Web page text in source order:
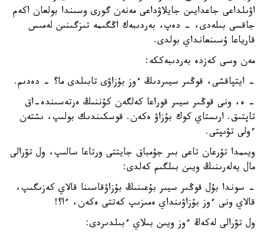
اۋىلداعى جاعدايىن جايلاۋداعى مەنەن گورى وسىندا بولعان اكەم
جاقسى بىلەدى، - دەپ، بەردىبەك اڭگىمە تىزگىنىن لەمىس
قارياعا ۇسىنعانداي بولدى.
مەن وسى كەزدە بەردىبەككە:
- ايتپاقشى، قوڭىر سيىردىڭ ءوز بۇزاۋى تابىلدى ما؟ - دەدىم.
- ە، ونى قوڭىر سيىر قوراعا كەلگەن كۇننىڭ ەرتەسىندە-اق
تاپتىق. ارىستاي كوك بۇزاۋ ەكەن. قوسكىندىك بولىپ، ىشتەن
ءولى تۋىپتى.
ويىمدا تۇرعان تاعى بىر جۇمباق جايتتى ورتاعا سالىپ، ول تۋرالى
مال يەلەرىنىڭ ويىن بىلگىم كەلدى:
- سوندا بۇل قوڭىر سيىر بۇعىنىڭ بۇزاۋقاسىنا قالاي كەزىگىپ،
قالاي ونى ءوز بۇزاۋىنداي ەمىزىپ كەتتى ەكەن، ءا؟!
ول تۋرالى لەكەڭ ءوز ويىن بىلاي ءبىلدىردى: